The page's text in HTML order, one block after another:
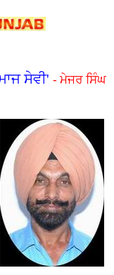
ਸੇਵੀ' - ਮੇਜਰ ਸਿੰਘ